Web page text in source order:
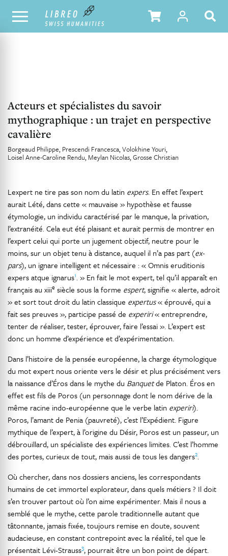
NOTRE CATALOGUE TABLE DES MATIÈRES
Acteurs et spécialistes du savoir
mythographique : un trajet en perspective
cavalière
Borgeaud Philippe Prescendi Francesca Volokhine Youri
Loisel Anne-Caroline Rendu Meylan Nicolas Grosse Christian
Lexpert ne tire pas son nom du latin expers. En effet l’expert
aurait Lété, dans cette « mauvaise » hypothèse et fausse
étymologie, un individu caractérisé par le manque, la privation,
l’extranéité. Cela eut été plaisant et aurait permis de montrer en
l’expert celui qui porte un jugement objectif, neutre pour le
moins, sur un objet tenu à distance, auquel il n’a pas part (ex-
pars), un ignare intelligent et nécessaire : « Omnis eruditionis
expers atque ignarus1. » En fait le mot expert, tel qu’il apparaît en
français au xiiie siècle sous la forme espert, signifie « alerte, adroit
» et sort tout droit du latin classique expertus« éprouvé, qui a
fait ses preuves », participe passé de experiri« entreprendre,
tenter de réaliser, tester, éprouver, faire l’essai ». L’expert est
donc un homme d’expérience et d’expérimentation.
Dans l’histoire de la pensée européenne, la charge étymologique
du mot expert nous oriente vers le désir et plus précisément vers
la naissance d’Éros dans le mythe du Banquetde Platon. Éros en
effet est fils de Poros (un personnage dont le nom dérive de la
même racine indo-européenne que le verbe latin experiri).
Poros, l’amant de Penia (pauvreté), c’est l’Expédient. Figure
mythique de l’expert, à l’origine du Désir, Poros est un passeur, un
débrouillard, un spécialiste des expériences limites. C’est l’homme
des portes, curieux de tout, mais aussi de tous les dangers2.
Où chercher, dans nos dossiers anciens, les correspondants
humains de cet immortel explorateur, dans quels métiers ? Il doit
s’en trouver partout où l’on aime expérimenter. Mais il nous a
semblé que le mythe, cette parole traditionnelle autant que
tâtonnante, jamais fixée, toujours remise en doute, souvent
audacieuse, en constant contrepoint avec la réalité, tel que le
présentait Lévi-Strauss3, pourrait être un bon point de départ.